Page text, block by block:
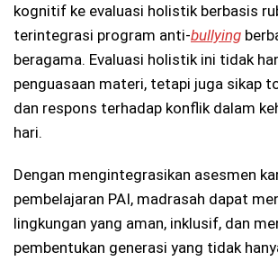
kognitif ke evaluasi holistik berbasis
terintegrasi program anti-bullying
beragama. Evaluasi holistik ini tidak
penguasaan materi, tetapi juga sikap
dan respons terhadap konflik dalam
hari.
Dengan mengintegrasikan asesmen
pembelajaran PAI, madrasah dapat
lingkungan yang aman, inklusif, dan
pembentukan generasi yang tidak